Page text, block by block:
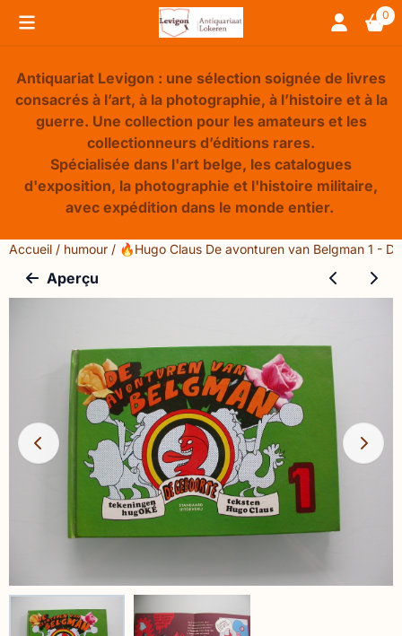
Préférences de cookies disponibles. Choisissez les 0
Antiquariat Levigon : une sélection soignée de livres
consacrés à l’art, à la photographie, à l’histoire et à la
guerre. Une collection pour les amateurs et les
collectionneurs d’éditions rares.
Spécialisée dans l'art belge, les catalogues
d'exposition, la photographie et l'histoire militaire,
avec expédition dans le monde entier.
Accueil / humour / 🔥Hugo Claus De avonturen van Belgman 1 -
Aperçu